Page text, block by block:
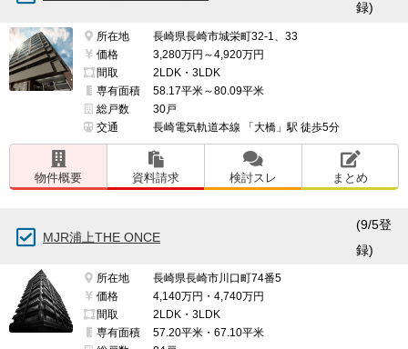
録)
所在地
長崎県長崎市城栄町32-1、33
価格
3,280万円～4,920万円
間取
2LDK・3LDK
専有面積
58.17平米～80.09平米
総戸数
30戸
交通
長崎電気軌道本線 「大橋」駅 徒歩5分
物件概要 資料請求 検討スレ まとめ
MJR浦上THE ONCE
(9/5登
録)
所在地
長崎県長崎市川口町74番5
価格
4,140万円・4,740万円
間取
2LDK・3LDK
専有面積
57.20平米・67.10平米